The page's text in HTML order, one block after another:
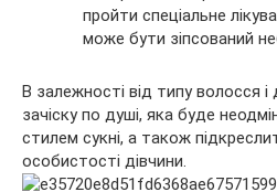
пройти спеціальне
може бути зіпсований
В залежності від типу волосся
зачіску по душі, яка буде
стилем сукні, а також
особистості дівчини.